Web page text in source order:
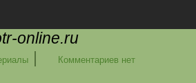
online.ru
| Комментариев нет